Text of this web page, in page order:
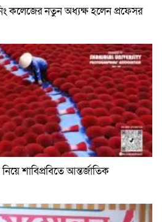
কলেজের নতুন অধ্যক্ষ হলেন প্রফেসর
শাবিপ্রবিতে আন্তর্জাতিক